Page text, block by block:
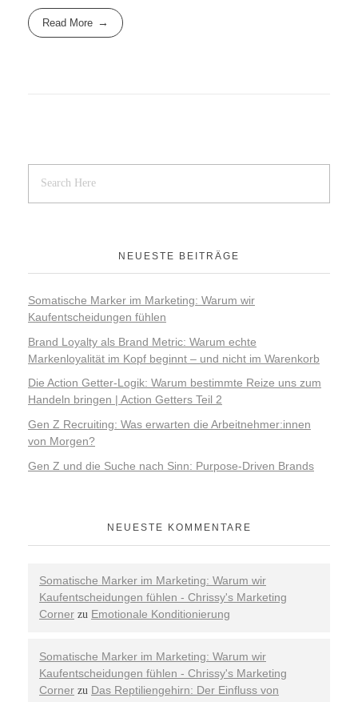
Read More
NEUESTE BEITRÄGE
Somatische Marker im Marketing: Warum wir
Kaufentscheidungen fühlen
Brand Loyalty als Brand Metric: Warum echte
Markenloyalität im Kopf beginnt – und nicht im Warenkorb
Die Action Getter-Logik: Warum bestimmte Reize uns zum
Handeln bringen | Action Getters Teil 2
Gen Z Recruiting: Was erwarten die Arbeitnehmer:innen
von Morgen?
Gen Z und die Suche nach Sinn: Purpose-Driven Brands
NEUESTE KOMMENTARE
Somatische Marker im Marketing: Warum wir
Kaufentscheidungen fühlen - Chrissy's Marketing
Corner zu Emotionale Konditionierung
Somatische Marker im Marketing: Warum wir
Kaufentscheidungen fühlen - Chrissy's Marketing
Corner zu Das Reptiliengehirn: Der Einfluss von